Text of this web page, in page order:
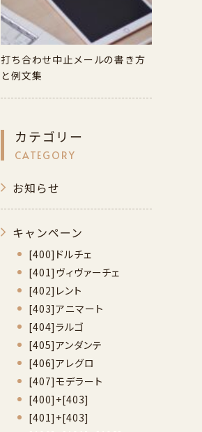
打ち合わせ中止メールの書き方
と例文集
カテゴリー
CATEGORY
お知らせ
キャンペーン
[400]ドルチェ
[401]ヴィヴァーチェ
[402]レント
[403]アニマート
[404]ラルゴ
[405]アンダンテ
[406]アレグロ
[407]モデラート
[400]+[403]
[401]+[403]